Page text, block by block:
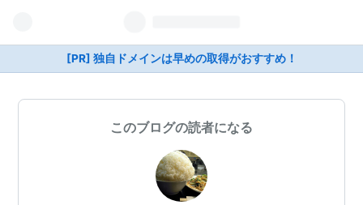
[PR] 独自ドメインは早めの取得がおすすめ！
このブログの読者になる